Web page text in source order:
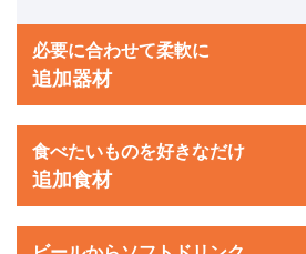
必要に合わせて柔軟に
追加器材
食べたいものを好きなだけ
追加食材